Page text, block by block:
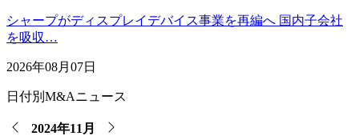
シャープがディスプレイデバイス事業を再編へ 国内子会社
を吸収…
2026年08月07日
日付別M&Aニュース
2024年11月